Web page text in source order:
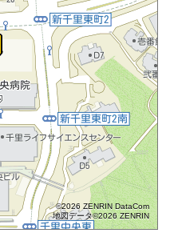
©2026 ZENRIN DataCom
地図データ©2026 ZENRIN